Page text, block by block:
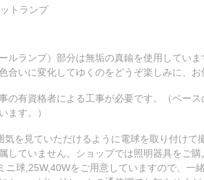
ルランプ）部分は無垢の真鍮を使用してい
合いに変化してゆくのをどうぞ楽しみに、お
の有資格者による工事が必要です。（ベー
ます。）
気を見ていただけるように電球を取り付けて
していません。ショップでは照明器具をご
ニ球,25W,40Wをご用意していますので、一